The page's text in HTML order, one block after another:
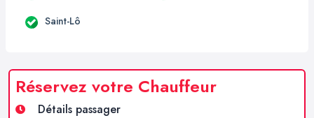
Saint-Lô
Réservez votre Chauffeur
Détails passager